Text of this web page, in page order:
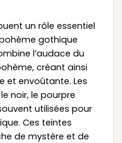
un rôle essentiel
gothique
l’audace du
créant ainsi
et envoûtante. Les
noir, le pourpre
utilisées pour
Ces teintes
de mystère et de